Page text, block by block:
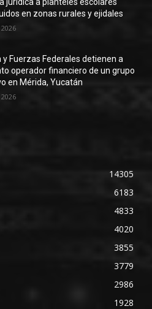
jurídica a planteles escolares
en zonas rurales y ejidales
y Fuerzas Federales detienen a
operador financiero de un grupo
en Mérida, Yucatán
14305
6183
4833
4020
3855
3779
2986
1928